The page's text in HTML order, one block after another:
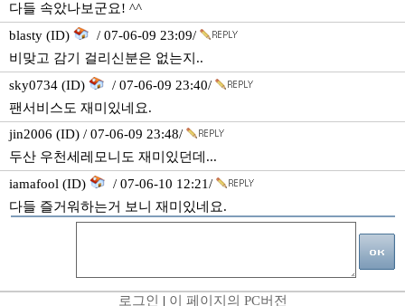
다들 속았나보군요! ^^
blasty (ID)
/ 07-06-09 23:09/
비맞고 감기 걸리신분은 없는지..
sky0734 (ID)
/ 07-06-09 23:40/
팬서비스도 재미있네요.
jin2006 (ID) / 07-06-09 23:48/
두산 우천세레모니도 재미있던데...
iamafool (ID)
/ 07-06-10 12:21/
다들 즐거워하는거 보니 재미있네요.
로그인 | 이 페이지의 PC버전